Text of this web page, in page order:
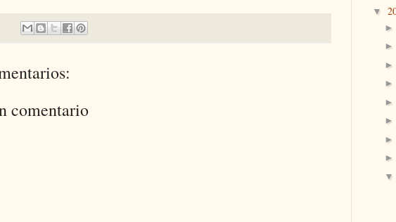
comentario
▼